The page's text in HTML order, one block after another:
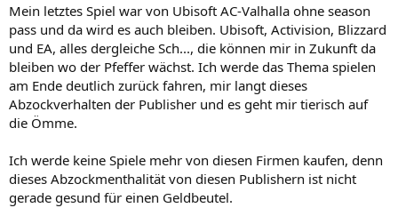
Mein letztes Spiel war von Ubisoft AC-Valhalla ohne season
pass und da wird es auch bleiben. Ubisoft, Activision, Blizzard
und EA, alles dergleiche Sch..., die können mir in Zukunft da
bleiben wo der Pfeffer wächst. Ich werde das Thema spielen
am Ende deutlich zurück fahren, mir langt dieses
Abzockverhalten der Publisher und es geht mir tierisch auf
die Ömme.
Ich werde keine Spiele mehr von diesen Firmen kaufen, denn
dieses Abzockmenthalität von diesen Publishern ist nicht
gerade gesund für einen Geldbeutel.